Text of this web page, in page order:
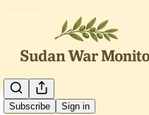
Subscribe Sign in العربية